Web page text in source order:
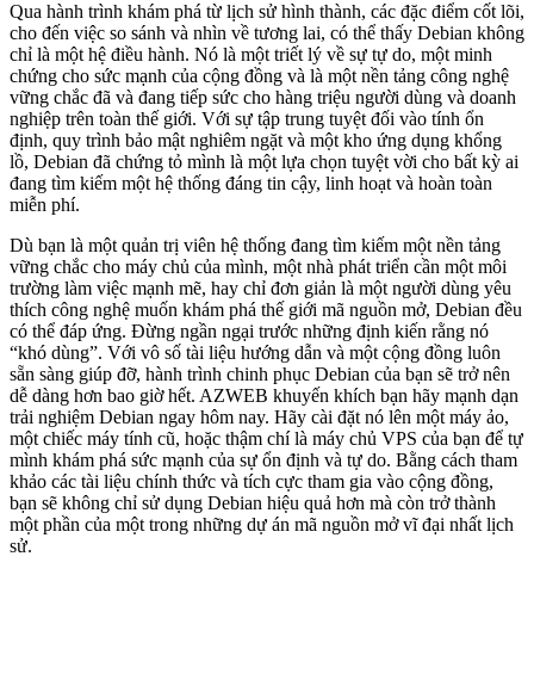
Qua hành trình khám phá từ lịch sử hình thành, các đặc điểm cốt lõi,
cho đến việc so sánh và nhìn về tương lai, có thể thấy Debian không
chỉ là một hệ điều hành. Nó là một triết lý về sự tự do, một minh
chứng cho sức mạnh của cộng đồng và là một nền tảng công nghệ
vững chắc đã và đang tiếp sức cho hàng triệu người dùng và doanh
nghiệp trên toàn thế giới. Với sự tập trung tuyệt đối vào tính ổn
định, quy trình bảo mật nghiêm ngặt và một kho ứng dụng khổng
lồ, Debian đã chứng tỏ mình là một lựa chọn tuyệt vời cho bất kỳ ai
đang tìm kiếm một hệ thống đáng tin cậy, linh hoạt và hoàn toàn
miễn phí.
Dù bạn là một quản trị viên hệ thống đang tìm kiếm một nền tảng
vững chắc cho máy chủ của mình, một nhà phát triển cần một môi
trường làm việc mạnh mẽ, hay chỉ đơn giản là một người dùng yêu
thích công nghệ muốn khám phá thế giới mã nguồn mở, Debian đều
có thể đáp ứng. Đừng ngần ngại trước những định kiến rằng nó
“khó dùng”. Với vô số tài liệu hướng dẫn và một cộng đồng luôn
sẵn sàng giúp đỡ, hành trình chinh phục Debian của bạn sẽ trở nên
dễ dàng hơn bao giờ hết. AZWEB khuyến khích bạn hãy mạnh dạn
trải nghiệm Debian ngay hôm nay. Hãy cài đặt nó lên một máy ảo,
một chiếc máy tính cũ, hoặc thậm chí là máy chủ VPS của bạn để tự
mình khám phá sức mạnh của sự ổn định và tự do. Bằng cách tham
khảo các tài liệu chính thức và tích cực tham gia vào cộng đồng,
bạn sẽ không chỉ sử dụng Debian hiệu quả hơn mà còn trở thành
một phần của một trong những dự án mã nguồn mở vĩ đại nhất lịch
sử.